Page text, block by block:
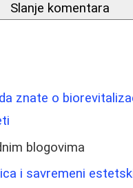
Slanje komentara
znate o
blogovima
i savremeni